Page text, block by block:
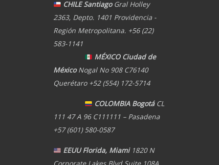
CHILE Santiago Gral Holley
2363, Depto. 1401 Providencia -
Región Metropolitana. +56 (22)
583-1141
MÉXICO Ciudad de
MéxicoNogal No 908 C76140
Querétaro +52 (554) 172-5714
COLOMBIA BogotáCL
111 47 A 96 C111111 – Pasadena
+57 (601) 580-0587
EEUU Florida, Miami1820 N